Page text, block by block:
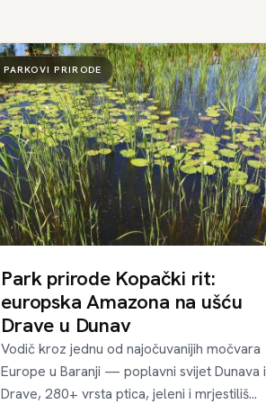
PARKOVI PRIRODE
Park prirode Kopački rit:
europska Amazona na ušću
Drave u Dunav
Vodič kroz jednu od najočuvanijih močvara
Europe u Baranji — poplavni svijet Dunava i
Drave, 280+ vrsta ptica, jeleni i mrjestiliš...